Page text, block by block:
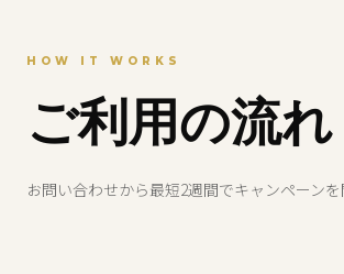
HOW IT WORKS
ご利用の流れ
お問い合わせから最短2週間でキャンペーンを